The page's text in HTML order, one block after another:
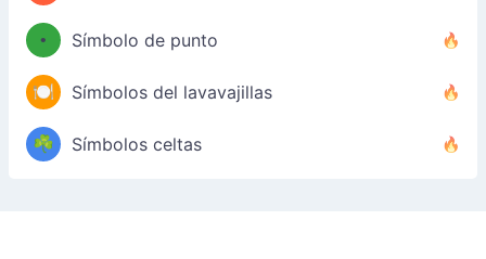
• Símbolo de punto
🍽️ Símbolos del lavavajillas
☘️ Símbolos celtas